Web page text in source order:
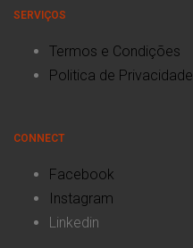
SERVIÇOS
Termos e Condições
Politica de Privacidade
CONNECT
Facebook
Instagram
Linkedin